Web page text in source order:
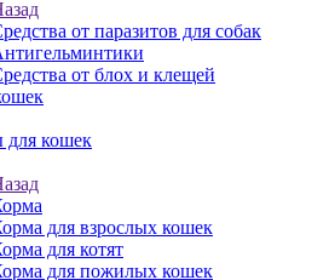
от паразитов для собак
от блох и клещей
для кошек
для взрослых кошек
для котят
для пожилых кошек